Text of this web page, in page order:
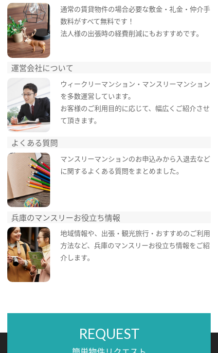
通常の賃貸物件の場合必要な敷金・礼金・仲介手
数料がすべて無料です！
法人様の出張時の経費削減にもおすすめです。
運営会社について
ウィークリーマンション・マンスリーマンション
を多数運営しています。
お客様のご利用目的に応じて、幅広くご紹介させ
て頂きます。
よくある質問
マンスリーマンションのお申込みから入退去など
に関するよくある質問をまとめました。
兵庫のマンスリーお役立ち情報
地域情報や、出張・観光旅行・おすすめのご利用
方法など、兵庫のマンスリーお役立ち情報をご紹
介します。
REQUEST